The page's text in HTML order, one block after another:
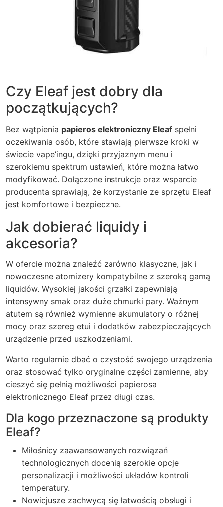
Czy Eleaf jest dobry dla
początkujących?
Bez wątpienia papieros elektroniczny Eleaf spełni
oczekiwania osób, które stawiają pierwsze kroki w
świecie vape’ingu, dzięki przyjaznym menu i
szerokiemu spektrum ustawień, które można łatwo
modyfikować. Dołączone instrukcje oraz wsparcie
producenta sprawiają, że korzystanie ze sprzętu Eleaf
jest komfortowe i bezpieczne.
Jak dobierać liquidy i
akcesoria?
W ofercie można znaleźć zarówno klasyczne, jak i
nowoczesne atomizery kompatybilne z szeroką gamą
liquidów. Wysokiej jakości grzałki zapewniają
intensywny smak oraz duże chmurki pary. Ważnym
atutem są również wymienne akumulatory o różnej
mocy oraz szereg etui i dodatków zabezpieczających
urządzenie przed uszkodzeniami.
Warto regularnie dbać o czystość swojego urządzenia
oraz stosować tylko oryginalne części zamienne, aby
cieszyć się pełnią możliwości papierosa
elektronicznego Eleaf przez długi czas.
Dla kogo przeznaczone są produkty
Eleaf?
Miłośnicy zaawansowanych rozwiązań
technologicznych docenią szerokie opcje
personalizacji i możliwości układów kontroli
temperatury.
Nowicjusze zachwycą się łatwością obsługi i